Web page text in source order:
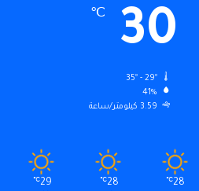
30
℃
41%
3.59 كيلومتر/ساعة
28
℃
28
℃
29
℃